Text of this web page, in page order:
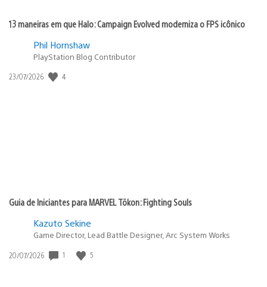
13 maneiras em que Halo: Campaign Evolved moderniza o FPS icônico
Phil Hornshaw
PlayStation Blog Contributor
Data
23/07/2026 4
Guia de Iniciantes para MARVEL Tōkon: Fighting Souls
Kazuto Sekine
Game Director, Lead Battle Designer, Arc System Works
Data
20/07/2026 1 5